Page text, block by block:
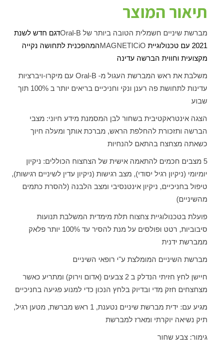
תיאור המוצר
מברשת שיניים חשמלית הטובה ביותר של Oral-Bדגם חדש לשנת
2021 עם טכנולוגיית
iO
MAGNETICהמהפכנית לתחושה נקייה
מקצועית וחווית הברשה עדינה
משלבת את ראש המברשת העגול מ- Oral-B עם מיקרו-ויברציות
עדינות לתחושת פה רענן ונקי וחניכיים בריאים יותר ב 100% תוך
שבוע
הצגה אינטראקטיבית בשחור לבן המסמנת מידע חיוני: מצבי
הברשה ותזכורת להחלפת הראש, מברכת אותך ומעלה חיוך
כשאתה מצחצח בהתאם להנחיות
5 מצבים חכמים להתאמה אישית של הצחצוח הכוללים: ניקיון
יומיומי (ניקיון רגיל יסודי), מצב רגישות (ניקיון עדין לשיניים רגישות),
טיפול בחניכיים, ניקיון אינטנסיבי ומצב הלבנה (להסרת כתמים
מהשיניים)
פועלת בטכנולוגיית צחצוח תלת מימדית המשלבת תנועות
סיבוביות, רטט ופולסים על מנת להסיר עד 100% יותר פלאק
ממברשת ידנית
מברשת השיניים המומלצת ע"י רופאי השיניים
חיישן לחץ חזיתי הנדלק ב 2 צבעים (אדום וירוק) ומתריע כאשר
מצחצחים חזק מדי ובדיוק בלחץ הנכון כדי למנוע פגיעה בחניכיים
מגיע עם: ידית מברשת שיניים נטענת, 1 ראש מברשת, מטען רגיל,
תיק נשיאה יוקרתי ומארז למברשת
גימור: צבע שחור